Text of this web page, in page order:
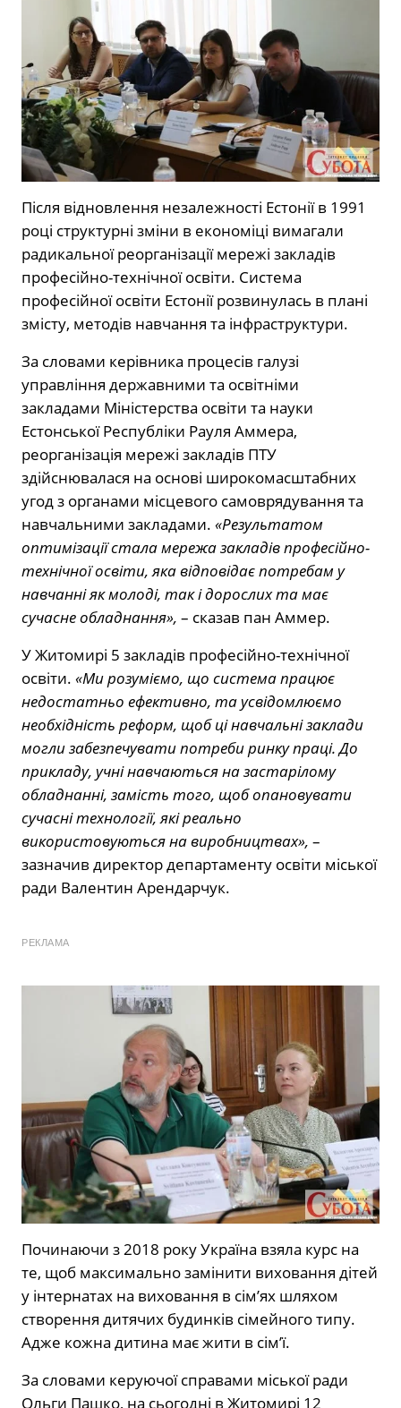
Після відновлення незалежності Естонії в 1991
році структурні зміни в економіці вимагали
радикальної реорганізації мережі закладів
професійно-технічної освіти. Система
професійної освіти Естонії розвинулась в плані
змісту, методів навчання та інфраструктури.
За словами керівника процесів галузі
управління державними та освітніми
закладами Міністерства освіти та науки
Естонської Республіки Рауля Аммера,
реорганізація мережі закладів ПТУ
здійснювалася на основі широкомасштабних
угод з органами місцевого самоврядування та
навчальними закладами. «Результатом
оптимізації стала мережа закладів професійно-
технічної освіти, яка відповідає потребам у
навчанні як молоді, так і дорослих та має
сучасне обладнання», – сказав пан Аммер.
У Житомирі 5 закладів професійно-технічної
освіти. «Ми розуміємо, що система працює
недостатньо ефективно, та усвідомлюємо
необхідність реформ, щоб ці навчальні заклади
могли забезпечувати потреби ринку праці. До
прикладу, учні навчаються на застарілому
обладнанні, замість того, щоб опановувати
сучасні технології, які реально
використовуються на виробництвах», –
зазначив директор департаменту освіти міської
ради Валентин Арендарчук.
РЕКЛАМА
Починаючи з 2018 року Україна взяла курс на
те, щоб максимально замінити виховання дітей
у інтернатах на виховання в сім’ях шляхом
створення дитячих будинків сімейного типу.
Адже кожна дитина має жити в сім’ї.
За словами керуючої справами міської ради
Ольги Пашко, на сьогодні в Житомирі 12